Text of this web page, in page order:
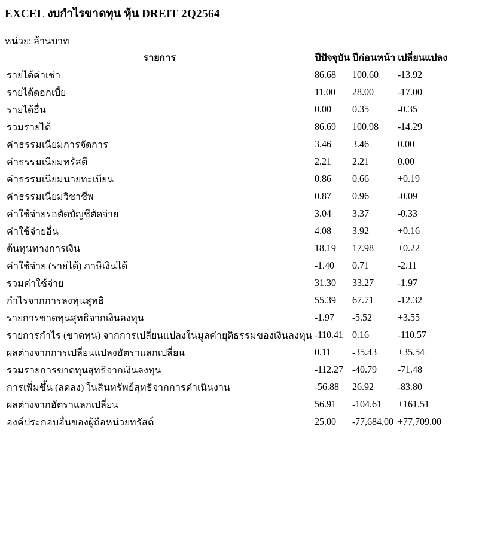
EXCEL งบกำไรขาดทุน หุ้น DREIT 2Q2564
หน่วย: ล้านบาท
รายการ
ปีปัจจุบัน ปีก่อนหน้า เปลี่ยนแปลง
รายได้ค่าเช่า
86.68 100.60
-13.92
รายได้ดอกเบี้ย
11.00 28.00
-17.00
รายได้อื่น
0.00 0.35
-0.35
รวมรายได้
86.69 100.98
-14.29
ค่าธรรมเนียมการจัดการ
3.46 3.46
0.00
ค่าธรรมเนียมทรัสตี
2.21 2.21
0.00
ค่าธรรมเนียมนายทะเบียน
0.86 0.66
+0.19
ค่าธรรมเนียมวิชาชีพ
0.87 0.96
-0.09
ค่าใช้จ่ายรอตัดบัญชีตัดจ่าย
3.04 3.37
-0.33
ค่าใช้จ่ายอื่น
4.08 3.92
+0.16
ต้นทุนทางการเงิน
18.19 17.98
+0.22
ค่าใช้จ่าย (รายได้) ภาษีเงินได้
-1.40 0.71
-2.11
รวมค่าใช้จ่าย
31.30 33.27
-1.97
กำไรจากการลงทุนสุทธิ
55.39 67.71
-12.32
รายการขาดทุนสุทธิจากเงินลงทุน
-1.97 -5.52
+3.55
รายการกำไร (ขาดทุน) จากการเปลี่ยนแปลงในมูลค่ายุติธรรมของเงินลงทุน -110.41 0.16
-110.57
ผลต่างจากการเปลี่ยนแปลงอัตราแลกเปลี่ยน
0.11 -35.43
+35.54
รวมรายการขาดทุนสุทธิจากเงินลงทุน
-112.27 -40.79
-71.48
การเพิ่มขึ้น (ลดลง) ในสินทรัพย์สุทธิจากการดำเนินงาน
-56.88 26.92
-83.80
ผลต่างจากอัตราแลกเปลี่ยน
56.91 -104.61
+161.51
องค์ประกอบอื่นของผู้ถือหน่วยทรัสต์
25.00 -77,684.00 +77,709.00